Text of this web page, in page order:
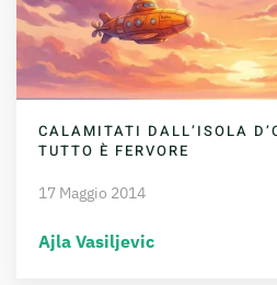
CALAMITATI DALL’ISOLA
TUTTO È FERVORE
17 Maggio 2014
Ajla Vasiljevic